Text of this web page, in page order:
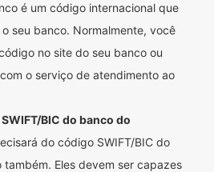
é um código internacional que
seu banco. Normalmente, você
no site do seu banco ou
o serviço de atendimento ao
BIC do banco do
do código SWIFT/BIC do
Eles devem ser capazes